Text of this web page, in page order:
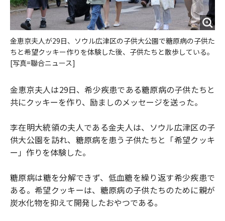
金恵京夫人が29日、ソウル広津区の子供大公園で糖原病の子供た
ちと希望クッキー作りを体験した後、子供たちと散歩している。
[写真=聯合ニュース]
金恵京夫人は29日、希少疾患である糖原病の子供たちと
共にクッキーを作り、励ましのメッセージを送った。
李在明大統領の夫人である金夫人は、ソウル広津区の子
供大公園を訪れ、糖原病を患う子供たちと「希望クッキ
ー」作りを体験した。
糖原病は糖を分解できず、低血糖を繰り返す希少疾患で
ある。希望クッキーは、糖原病の子供たちのために親が
炭水化物を抑えて開発したおやつである。